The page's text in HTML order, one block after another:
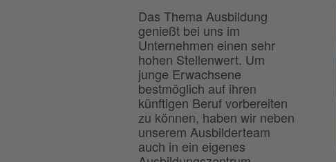
Das Thema Ausbildung
genießt bei uns im
Unternehmen einen sehr
hohen Stellenwert. Um
junge Erwachsene
bestmöglich auf ihren
künftigen Beruf vorbereiten
zu können, haben wir neben
unserem Ausbilderteam
auch in ein eigenes